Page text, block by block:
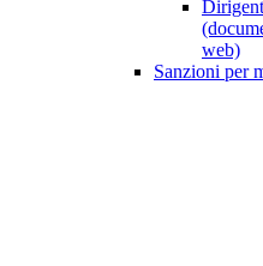
web)
Sanzioni per